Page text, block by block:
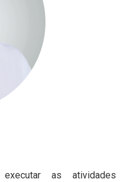
as atividades